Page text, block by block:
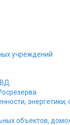
учреждений
энергетики,
объектов,